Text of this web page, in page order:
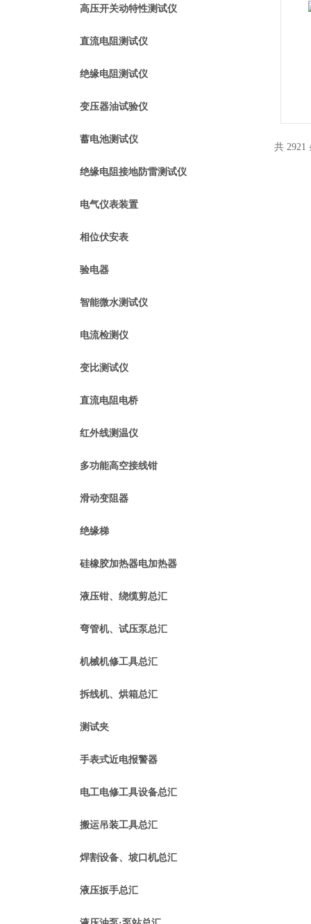
高压开关动特性测试仪
直流电阻测试仪
绝缘电阻测试仪
变压器油试验仪
蓄电池测试仪
绝缘电阻接地防雷测试仪
电气仪表装置
相位伏安表
验电器
智能微水测试仪
电流检测仪
变比测试仪
直流电阻电桥
红外线测温仪
多功能高空接线钳
滑动变阻器
绝缘梯
硅橡胶加热器电加热器
液压钳、绕缆剪总汇
弯管机、试压泵总汇
机械机修工具总汇
拆线机、烘箱总汇
测试夹
手表式近电报警器
电工电修工具设备总汇
搬运吊装工具总汇
焊割设备、坡口机总汇
液压扳手总汇
共 2921